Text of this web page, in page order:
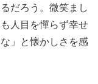
だろう。微笑まし
人目を憚らず幸せ
」と懐かしさを感